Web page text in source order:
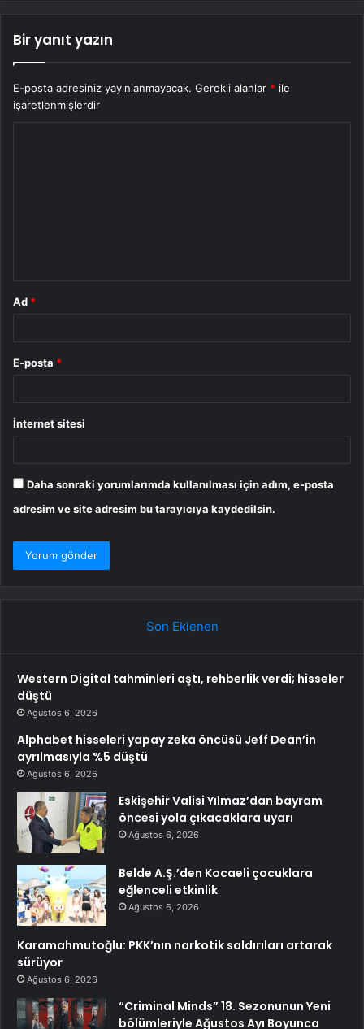
Bir yanıt yazın
E-posta adresiniz yayınlanmayacak. Gerekli alanlar * ile
işaretlenmişlerdir
Ad *
E-posta *
İnternet sitesi
Daha sonraki yorumlarımda kullanılması için adım, e-posta
adresim ve site adresim bu tarayıcıya kaydedilsin.
Son Eklenen
Western Digital tahminleri aştı, rehberlik verdi; hisseler
düştü
Ağustos 6, 2026
Alphabet hisseleri yapay zeka öncüsü Jeff Dean’in
ayrılmasıyla %5 düştü
Ağustos 6, 2026
Eskişehir Valisi Yılmaz’dan bayram
öncesi yola çıkacaklara uyarı
Ağustos 6, 2026
Belde A.Ş.’den Kocaeli çocuklara
eğlenceli etkinlik
Ağustos 6, 2026
Karamahmutoğlu: PKK’nın narkotik saldırıları artarak
sürüyor
Ağustos 6, 2026
“Criminal Minds” 18. Sezonunun Yeni
bölümleriyle Ağustos Ayı Boyunca